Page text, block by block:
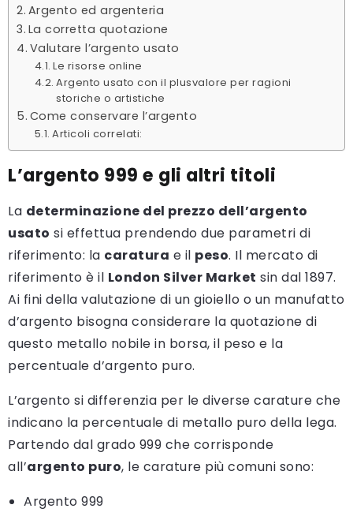
Argento ed argenteria
La corretta quotazione
Valutare l’argento usato
Le risorse online
Argento usato con il plusvalore per ragioni
storiche o artistiche
Come conservare l’argento
Articoli correlati:
L’argento 999 e gli altri titoli
La determinazione del prezzo dell’argento
usato si effettua prendendo due parametri di
riferimento: la caratura e il peso. Il mercato di
riferimento è il London Silver Market sin dal 1897.
Ai fini della valutazione di un gioiello o un manufatto
d’argento bisogna considerare la quotazione di
questo metallo nobile in borsa, il peso e la
percentuale d’argento puro.
L’argento si differenzia per le diverse carature che
indicano la percentuale di metallo puro della lega.
Partendo dal grado 999 che corrisponde
all’argento puro, le carature più comuni sono:
Argento 999